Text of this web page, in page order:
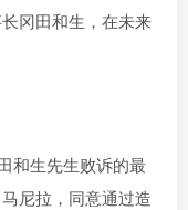
冈田和生，在未来
和生先生败诉的最
尼拉，同意通过造